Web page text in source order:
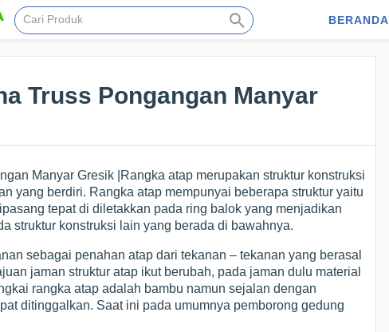
BERANDA
Truss Pongangan Manyar
Manyar Gresik |Rangka atap merupakan struktur konstruksi
yang berdiri. Rangka atap mempunyai beberapa struktur yaitu
tepat di diletakkan pada ring balok yang menjadikan
struktur konstruksi lain yang berada di bawahnya.
sebagai penahan atap dari tekanan – tekanan yang berasal
jaman struktur atap ikut berubah, pada jaman dulu material
rangka atap adalah bambu namun sejalan dengan
ditinggalkan. Saat ini pada umumnya pemborong gedung